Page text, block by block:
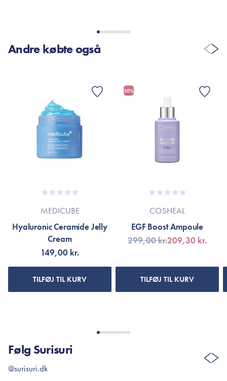
Andre købte også
MEDICUBE
Hyaluronic Ceramide Jelly
Cream
149,00 kr.
TILFØJ TIL KURV
30%
COSHEAL
EGF Boost Ampoule
299,00 kr.209,30 kr.
TILFØJ TIL KURV
Følg Surisuri
@surisuri.dk